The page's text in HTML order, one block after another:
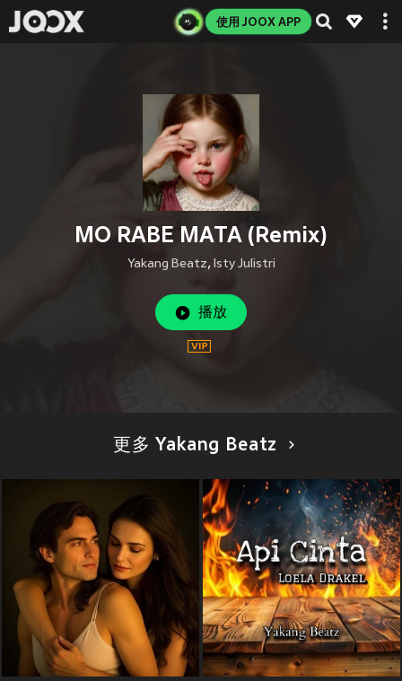
使用 JOOX APP
MO RABE MATA (Remix)
Yakang Beatz, Isty Julistri
播放
更多 Yakang Beatz